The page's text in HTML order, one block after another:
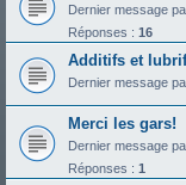
Dernier message
Réponses : 16
Additifs et
Dernier message
Merci les gars!
Dernier message
Réponses : 1